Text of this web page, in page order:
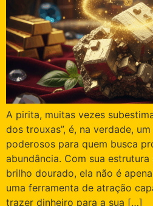
A pirita, muitas vezes
dos trouxas”, é, na verdade,
poderosos para quem busca
abundância. Com sua
brilho dourado, ela não é
uma ferramenta de atração
trazer dinheiro para a sua […]